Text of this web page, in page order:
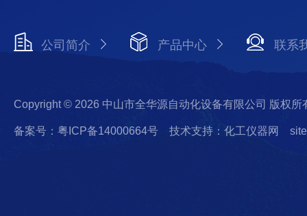
公司简介 产品中心 联系
Copyright © 2026 中山市全华源自动化设备有限公司 版权所
备案号：粤ICP备14000664号 技术支持：化工仪器网